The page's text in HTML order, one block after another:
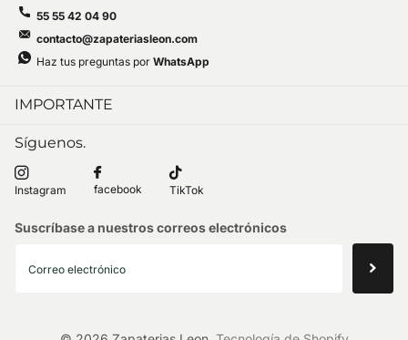
IMPORTANTE
55 55 42 04 90
contacto@zapateriasleon.com
Haz tus preguntas por WhatsApp
Síguenos.
Instagram facebook TikTok
Suscríbase a nuestros correos electrónicos